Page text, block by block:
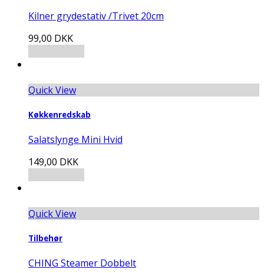
Kilner grydestativ /Trivet 20cm
99,00 DKK
Quick View
Køkkenredskab
Salatslynge Mini Hvid
149,00 DKK
Quick View
Tilbehør
CHING Steamer Dobbelt